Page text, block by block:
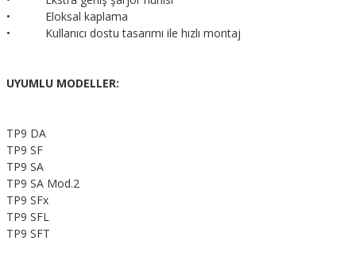
• Eloksal kaplama
• Kullanıcı dostu tasarımı ile hızlı montaj
UYUMLU MODELLER:
TP9 DA
TP9 SF
TP9 SA
TP9 SA Mod.2
TP9 SFx
TP9 SFL
TP9 SFT